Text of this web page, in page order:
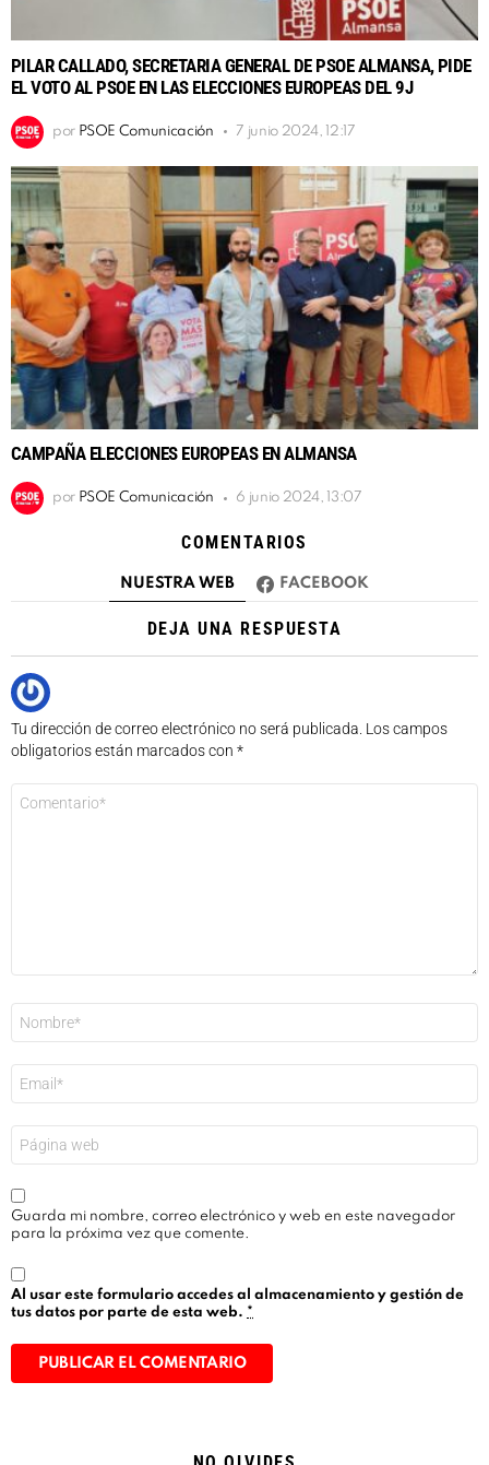
PILAR CALLADO, SECRETARIA GENERAL DE PSOE ALMANSA, PIDE
EL VOTO AL PSOE EN LAS ELECCIONES EUROPEAS DEL 9J
por PSOE Comunicación 7 junio 2024, 12:17
CAMPAÑA ELECCIONES EUROPEAS EN ALMANSA
por PSOE Comunicación 6 junio 2024, 13:07
COMENTARIOS
NUESTRA WEB FACEBOOK
DEJA UNA RESPUESTA
Tu dirección de correo electrónico no será publicada. Los campos
obligatorios están marcados con *
electrónico
*
Guarda mi nombre, correo electrónico y web en este navegador
para la próxima vez que comente.
Al usar este formulario accedes al almacenamiento y gestión de
tus datos por parte de esta web. *